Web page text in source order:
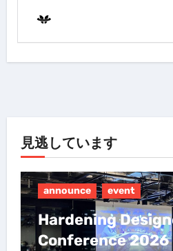
見逃しています
announce event
Hardening
Conference